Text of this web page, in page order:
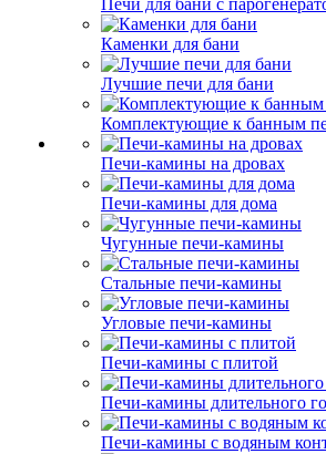
Печи для бани с
Каменки для бани
Лучшие печи для бани
Комплектующие к банным
Печи-камины на дровах
Печи-камины для дома
Чугунные печи-камины
Стальные печи-камины
Угловые печи-камины
Печи-камины с плитой
Печи-камины длительного
Печи-камины с водяным